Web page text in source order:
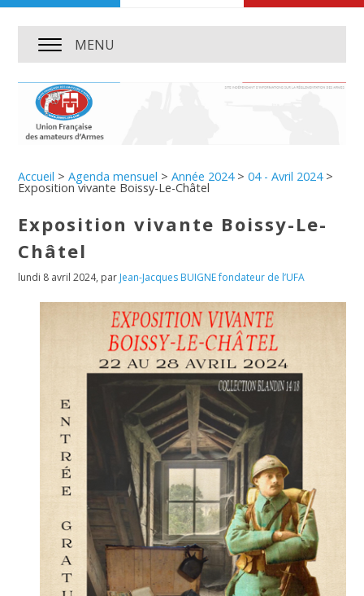
MENU
Accueil >Agenda mensuel >Année 2024>04 - Avril 2024>
Exposition vivante Boissy-Le-Châtel
Exposition vivante Boissy-Le-
Châtel
lundi 8 avril 2024, par Jean-Jacques BUIGNE fondateur de l’UFA